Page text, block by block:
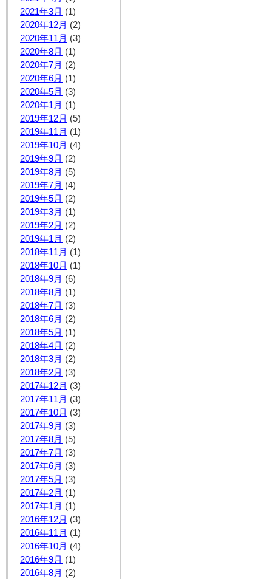
2021年3月 (1)
2020年12月 (2)
2020年11月 (3)
2020年8月 (1)
2020年7月 (2)
2020年6月 (1)
2020年5月 (3)
2020年1月 (1)
2019年12月 (5)
2019年11月 (1)
2019年10月 (4)
2019年9月 (2)
2019年8月 (5)
2019年7月 (4)
2019年5月 (2)
2019年3月 (1)
2019年2月 (2)
2019年1月 (2)
2018年11月 (1)
2018年10月 (1)
2018年9月 (6)
2018年8月 (1)
2018年7月 (3)
2018年6月 (2)
2018年5月 (1)
2018年4月 (2)
2018年3月 (2)
2018年2月 (3)
2017年12月 (3)
2017年11月 (3)
2017年10月 (3)
2017年9月 (3)
2017年8月 (5)
2017年7月 (3)
2017年6月 (3)
2017年5月 (3)
2017年2月 (1)
2017年1月 (1)
2016年12月 (3)
2016年11月 (1)
2016年10月 (4)
2016年9月 (1)
2016年8月 (2)